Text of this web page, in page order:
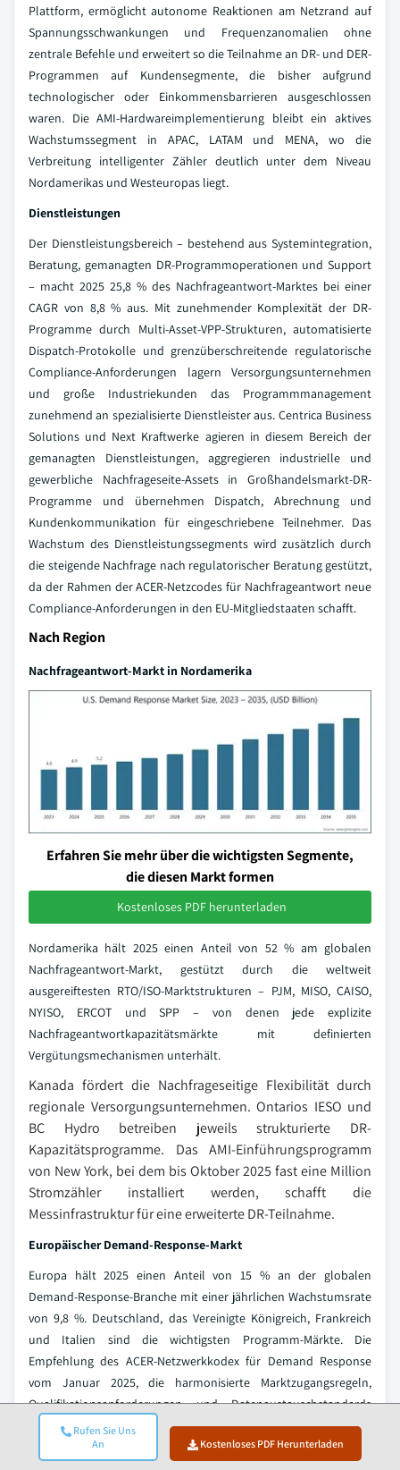
Rufen Sie Uns
An
Kostenloses PDF Herunterladen
Plattform, ermöglicht autonome Reaktionen am Netzrand auf
Spannungsschwankungen und Frequenzanomalien ohne
zentrale Befehle und erweitert so die Teilnahme an DR- und DER-
Programmen auf Kundensegmente, die bisher aufgrund
technologischer oder Einkommensbarrieren ausgeschlossen
waren. Die AMI-Hardwareimplementierung bleibt ein aktives
Wachstumssegment in APAC, LATAM und MENA, wo die
Verbreitung intelligenter Zähler deutlich unter dem Niveau
Nordamerikas und Westeuropas liegt.
Dienstleistungen
Der Dienstleistungsbereich – bestehend aus Systemintegration,
Beratung, gemanagten DR-Programmoperationen und Support
– macht 2025 25,8 % des Nachfrageantwort-Marktes bei einer
CAGR von 8,8 % aus. Mit zunehmender Komplexität der DR-
Programme durch Multi-Asset-VPP-Strukturen, automatisierte
Dispatch-Protokolle und grenzüberschreitende regulatorische
Compliance-Anforderungen lagern Versorgungsunternehmen
und große Industriekunden das Programmmanagement
zunehmend an spezialisierte Dienstleister aus. Centrica Business
Solutions und Next Kraftwerke agieren in diesem Bereich der
gemanagten Dienstleistungen, aggregieren industrielle und
gewerbliche Nachfrageseite-Assets in Großhandelsmarkt-DR-
Programme und übernehmen Dispatch, Abrechnung und
Kundenkommunikation für eingeschriebene Teilnehmer. Das
Wachstum des Dienstleistungssegments wird zusätzlich durch
die steigende Nachfrage nach regulatorischer Beratung gestützt,
da der Rahmen der ACER-Netzcodes für Nachfrageantwort neue
Compliance-Anforderungen in den EU-Mitgliedstaaten schafft.
Nach Region
Nachfrageantwort-Markt in Nordamerika
Erfahren Sie mehr über die wichtigsten Segmente,
die diesen Markt formen
Kostenloses PDF herunterladen
Nordamerika hält 2025 einen Anteil von 52 % am globalen
Nachfrageantwort-Markt, gestützt durch die weltweit
ausgereiftesten RTO/ISO-Marktstrukturen – PJM, MISO, CAISO,
NYISO, ERCOT und SPP – von denen jede explizite
Nachfrageantwortkapazitätsmärkte mit definierten
Vergütungsmechanismen unterhält.
Kanada fördert die Nachfrageseitige Flexibilität durch
regionale Versorgungsunternehmen. Ontarios IESO und
BC Hydro betreiben jeweils strukturierte DR-
Kapazitätsprogramme. Das AMI-Einführungsprogramm
von New York, bei dem bis Oktober 2025 fast eine Million
Stromzähler installiert werden, schafft die
Messinfrastruktur für eine erweiterte DR-Teilnahme.
Europäischer Demand-Response-Markt
Europa hält 2025 einen Anteil von 15 % an der globalen
Demand-Response-Branche mit einer jährlichen Wachstumsrate
von 9,8 %. Deutschland, das Vereinigte Königreich, Frankreich
und Italien sind die wichtigsten Programm-Märkte. Die
Empfehlung des ACER-Netzwerkkodex für Demand Response
vom Januar 2025, die harmonisierte Marktzugangsregeln,
Qualifikationsanforderungen und Datenaustauschstandards
festlegt, stellt die bedeutendste regulatorische Entwicklung
Europas in diesem Zeitraum dar. Sie schafft einen Rahmen für